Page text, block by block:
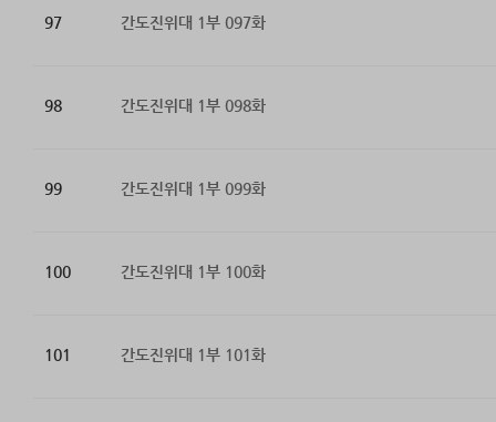
97 간도진위대 1부 097화
98 간도진위대 1부 098화
99 간도진위대 1부 099화
100 간도진위대 1부 100화
101 간도진위대 1부 101화